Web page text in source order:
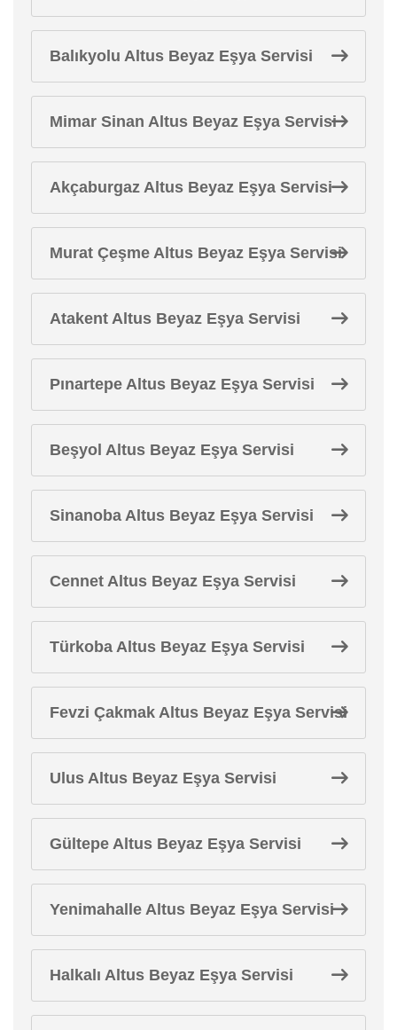
Balıkyolu Altus Beyaz Eşya Servisi
Mimar Sinan Altus Beyaz Eşya Servisi
Akçaburgaz Altus Beyaz Eşya Servisi
Murat Çeşme Altus Beyaz Eşya Servisi
Atakent Altus Beyaz Eşya Servisi
Pınartepe Altus Beyaz Eşya Servisi
Beşyol Altus Beyaz Eşya Servisi
Sinanoba Altus Beyaz Eşya Servisi
Cennet Altus Beyaz Eşya Servisi
Türkoba Altus Beyaz Eşya Servisi
Fevzi Çakmak Altus Beyaz Eşya Servisi
Ulus Altus Beyaz Eşya Servisi
Gültepe Altus Beyaz Eşya Servisi
Yenimahalle Altus Beyaz Eşya Servisi
Halkalı Altus Beyaz Eşya Servisi